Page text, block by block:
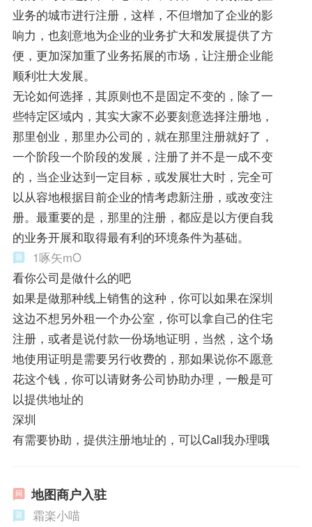
业务的城市进行注册，这样，不但增加了企业的影
响力，也刻意地为企业的业务扩大和发展提供了方
便，更加深加重了业务拓展的市场，让注册企业能
顺利壮大发展。
无论如何选择，其原则也不是固定不变的，除了一
些特定区域内，其实大家不必要刻意选择注册地，
那里创业，那里办公司的，就在那里注册就好了，
一个阶段一个阶段的发展，注册了并不是一成不变
的，当企业达到一定目标，或发展壮大时，完全可
以从容地根据目前企业的情考虑新注册，或改变注
册。最重要的是，那里的注册，都应是以方便自我
的业务开展和取得最有利的环境条件为基础。
1啄矢mO
看你公司是做什么的吧
如果是做那种线上销售的这种，你可以如果在深圳
这边不想另外租一个办公室，你可以拿自己的住宅
注册，或者是说付款一份场地证明，当然，这个场
地使用证明是需要另行收费的，那如果说你不愿意
花这个钱，你可以请财务公司协助办理，一般是可
以提供地址的
深圳
有需要协助，提供注册地址的，可以Call我办理哦
地图商户入驻
霜楽小喵